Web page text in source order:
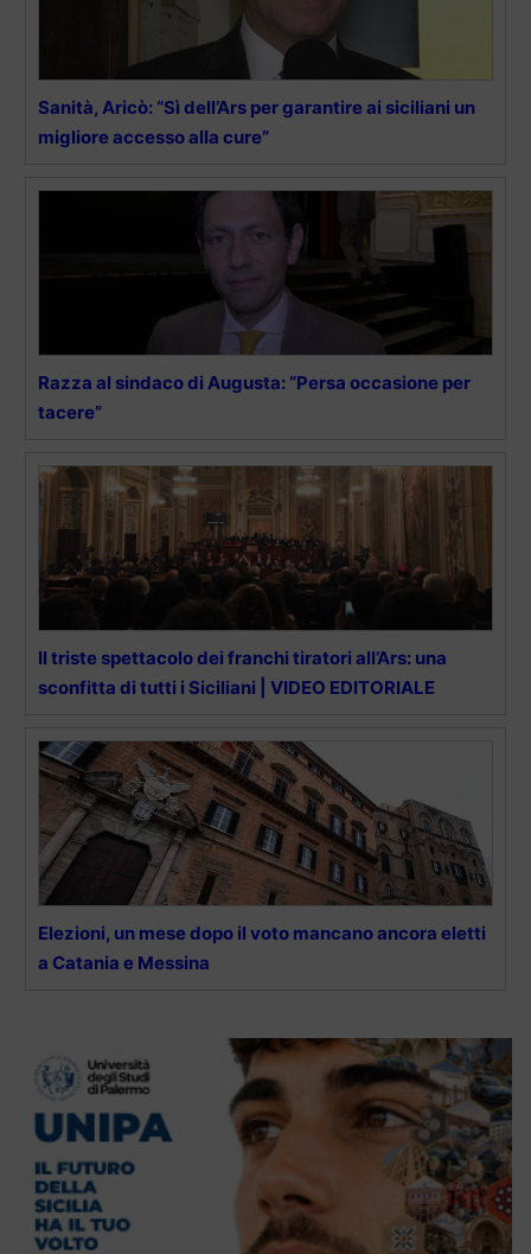
Sanità, Aricò: “Sì dell’Ars per garantire ai siciliani un
migliore accesso alla cure”
Razza al sindaco di Augusta: “Persa occasione per
tacere”
Il triste spettacolo dei franchi tiratori all’Ars: una
sconfitta di tutti i Siciliani | VIDEO EDITORIALE
Elezioni, un mese dopo il voto mancano ancora eletti
a Catania e Messina